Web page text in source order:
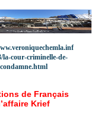
la-cour-criminelle-de-
de Français
Krief